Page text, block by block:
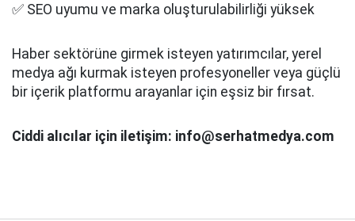
✅ SEO uyumu ve marka oluşturulabilirliği yüksek
Haber sektörüne girmek isteyen yatırımcılar, yerel
medya ağı kurmak isteyen profesyoneller veya güçlü
bir içerik platformu arayanlar için eşsiz bir fırsat.
Ciddi alıcılar için iletişim: info@serhatmedya.com